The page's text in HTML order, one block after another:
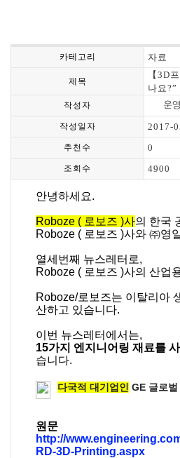
카테고리 자료
제목
【3D
나요?”
작성자
작성일자 2017-
추천수 0
조회수 4900
안녕하세요.
Roboze ( 로보즈 )사의 한국
Roboze ( 로보즈 )사와 ㈜영
열세번째 뉴스레터로,
Roboze ( 로보즈 )사의 산업
Roboze/로보즈는 이탈리아
산하고 있습니다.
이번 뉴스레터에서는,
15가지 엔지니어링 재료를
습니다.
다국적 대기업인 GE 글로
원문
http://
RD-3D-Printing.aspx